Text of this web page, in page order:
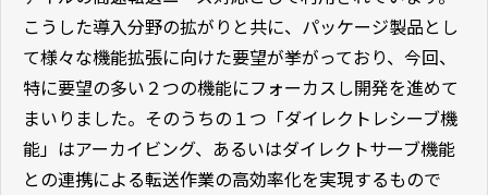
こうした導入分野の拡がりと共に、パッケージ製品とし
て様々な機能拡張に向けた要望が挙がっており、今回、
特に要望の多い２つの機能にフォーカスし開発を進めて
まいりました。そのうちの１つ「ダイレクトレシーブ機
能」はアーカイビング、あるいはダイレクトサーブ機能
との連携による転送作業の高効率化を実現するもので